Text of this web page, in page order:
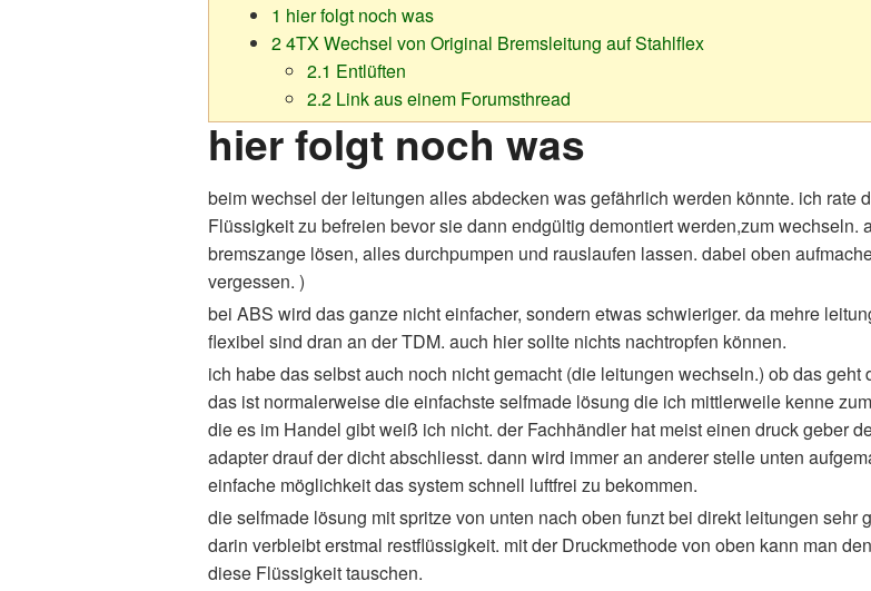
1 hier folgt noch was
24TX Wechsel von Original Bremsleitung auf Stahlflex
2.1 Entlüften
2.2 Link aus einem Forumsthread
hier folgt noch was
beim wechsel der leitungen alles abdecken was gefährlich werden könnte. ich rate
Flüssigkeit zu befreien bevor sie dann endgültig demontiert werden,zum wechseln.
bremszange lösen, alles durchpumpen und rauslaufen lassen. dabei oben
vergessen. )
bei ABS wird das ganze nicht einfacher, sondern etwas schwieriger. da mehre
flexibel sind dran an der TDM. auch hier sollte nichts nachtropfen können.
ich habe das selbst auch noch nicht gemacht (die leitungen wechseln.) ob das
das ist normalerweise die einfachste selfmade lösung die ich mittlerweile kenne
die es im Handel gibt weiß ich nicht. der Fachhändler hat meist einen druck geber
adapter drauf der dicht abschliesst. dann wird immer an anderer stelle unten
einfache möglichkeit das system schnell luftfrei zu bekommen.
die selfmade lösung mit spritze von unten nach oben funzt bei direkt leitungen sehr
darin verbleibt erstmal restflüssigkeit. mit der Druckmethode von oben kann man
diese Flüssigkeit tauschen.